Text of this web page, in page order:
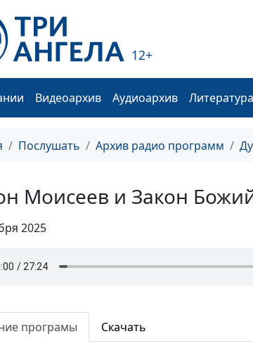
12+
Видеоархив Аудиоархив Литература
Послушать Архив радио программ
Моисеев и Закон
2025
програмы Скачать